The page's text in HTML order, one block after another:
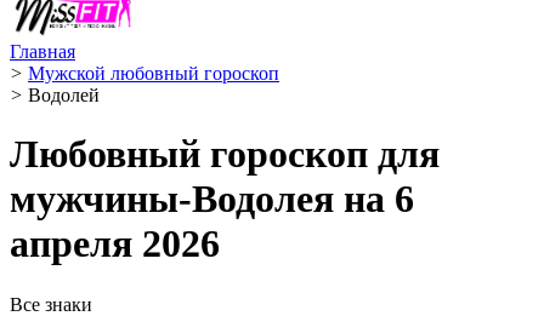
Главная
> Мужской любовный гороскоп
> Водолей ️
Любовный гороскоп для
мужчины-Водолея на 6
апреля 2026
Все знаки